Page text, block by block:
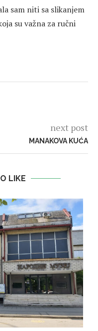
sam niti sa slikanjem
su važna za ručni
next post
MANAKOVA KUĆA
LIKE